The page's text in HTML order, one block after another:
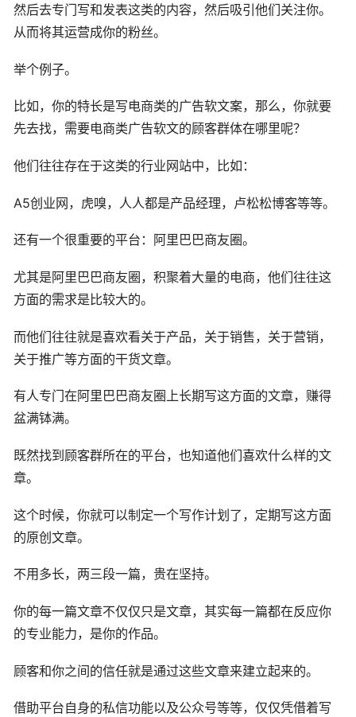
然后去专门写和发表这类的内容，然后吸引他们关注你。
从而将其运营成你的粉丝。
举个例子。
比如，你的特长是写电商类的广告软文案，那么，你就要
先去找，需要电商类广告软文的顾客群体在哪里呢？
他们往往存在于这类的行业网站中，比如：
A5创业网，虎嗅，人人都是产品经理，卢松松博客等等。
还有一个很重要的平台：阿里巴巴商友圈。
尤其是阿里巴巴商友圈，积聚着大量的电商，他们往往这
方面的需求是比较大的。
而他们往往就是喜欢看关于产品，关于销售，关于营销，
关于推广等方面的干货文章。
有人专门在阿里巴巴商友圈上长期写这方面的文章，赚得
盆满钵满。
既然找到顾客群所在的平台，也知道他们喜欢什么样的文
章。
这个时候，你就可以制定一个写作计划了，定期写这方面
的原创文章。
不用多长，两三段一篇，贵在坚持。
你的每一篇文章不仅仅只是文章，其实每一篇都在反应你
的专业能力，是你的作品。
顾客和你之间的信任就是通过这些文章来建立起来的。
借助平台自身的私信功能以及公众号等等，仅仅凭借着写